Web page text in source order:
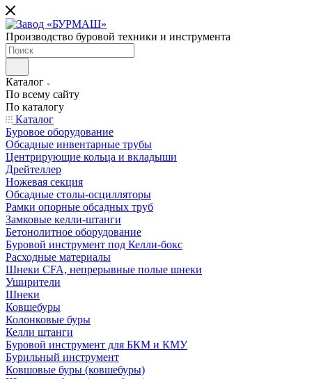
Производство буровой техники и инструмента
Каталог
По всему сайту
По каталогу
Каталог
Буровое оборудование
Обсадные инвентарные трубы
Центрирующие кольца и вкладыши
Дрейтеллер
Ножевая секция
Обсадные столы-осцилляторы
Рамки опорные обсадных труб
Замковые келли-штанги
Бетонолитное оборудование
Буровой инструмент под Келли-бокс
Расходные материалы
Шнеки CFA, непрерывные полые шнеки
Уширители
Шнеки
Ковшебуры
Колонковые буры
Келли штанги
Буровой инструмент для БКМ и КМУ
Бурильный инструмент
Ковшовые буры (ковшебуры)